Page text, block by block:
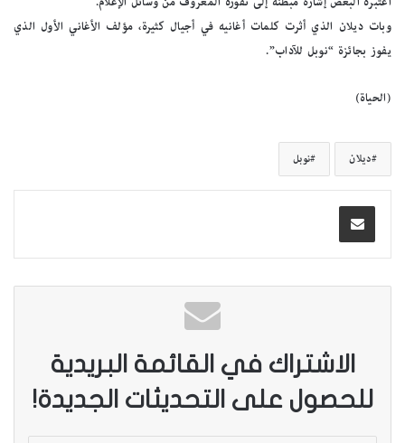
وبات ديلان الذي أثرت كلمات أغانيه في أجيال كثيرة، مؤلف الأغاني الأول الذي
يفوز بجائزة “نوبل للآداب”.
(الحياة)
ديلان نوبل
الاشتراك في القائمة البريدية
للحصول على التحديثات الجديدة!